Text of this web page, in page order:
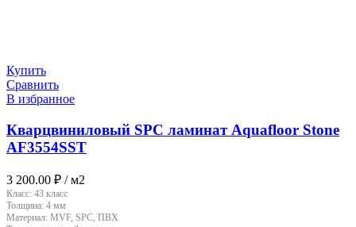
Купить
Сравнить
В избранное
Кварцвиниловый SPC ламинат Aquafloor Stone
AF3554SST
3 200.00 ₽ / м2
Класс: 43 класс
Толщина: 4 мм
Материал: MVF, SPC, ПВХ